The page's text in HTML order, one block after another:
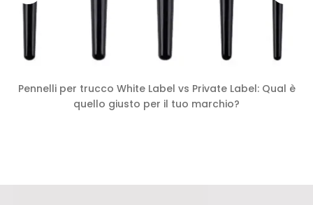
Pennelli per trucco White Label vs Private Label: Qual è
quello giusto per il tuo marchio?